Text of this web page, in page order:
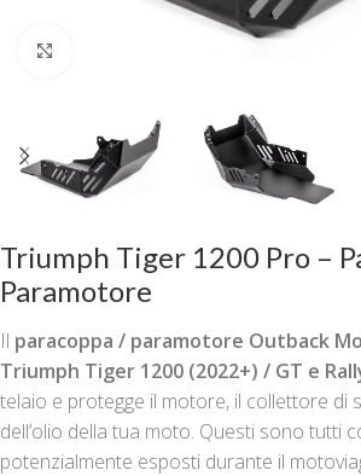
Triumph Tiger 1200 Pro –
Paramotore
Il paracoppa / paramotore Outback
Triumph Tiger 1200 (2022+) / GT e
telaio e protegge il motore, il collettore di
dell’olio della tua moto. Questi sono tutti
potenzialmente esposti durante il